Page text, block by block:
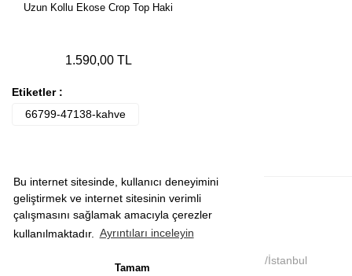
Bu internet sitesinde, kullanıcı deneyimini
geliştirmek ve internet sitesinin verimli
çalışmasını sağlamak amacıyla çerezler
kullanılmaktadır.
Ayrıntıları inceleyin
Tamam
Uzun Kollu Ekose Crop Top Haki
1.590,00 TL
Etiketler :
66799-47138-kahve
Yakuplu mah. Dereboyu cad. No:51 K:4 Beylikdüzü/İstanbul